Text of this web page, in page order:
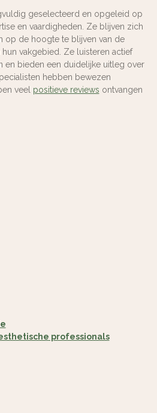
geselecteerd en opgeleid op
en vaardigheden. Ze blijven zich
op de hoogte te blijven van de
vakgebied. Ze luisteren actief
en bieden een duidelijke uitleg over
hebben bewezen
veel positieve reviews ontvangen
professionals